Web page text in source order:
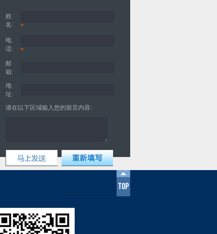
姓
名:
*
电
话:
*
邮
箱:
地
址:
请在以下区域输入您的留言内容: